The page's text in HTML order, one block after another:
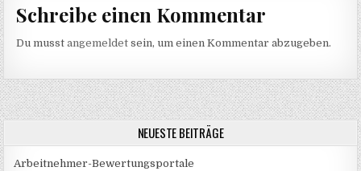
Schreibe einen Kommentar
Du musstangemeldet sein, um einen Kommentar abzugeben.
NEUESTE BEITRÄGE
Arbeitnehmer-Bewertungsportale